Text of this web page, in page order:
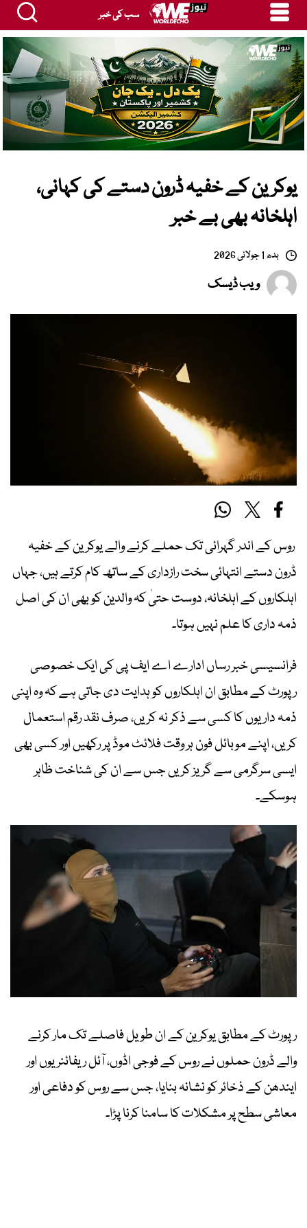
سب کی خبر
یوکرین کے خفیہ ڈرون دستے کی کہانی،
اہلخانہ بھی بے خبر
بدھ 1 جولائی 2026
ویب ڈیسک
روس کے اندر گہرائی تک حملے کرنے والے یوکرین کے خفیہ
ڈرون دستے انتہائی سخت رازداری کے ساتھ کام کرتے ہیں، جہاں
اہلکاروں کے اہلخانہ، دوست حتیٰ کہ والدین کو بھی ان کی اصل
ذمہ داری کا علم نہیں ہوتا۔
فرانسیسی خبر رساں ادارے اے ایف پی کی ایک خصوصی
رپورٹ کے مطابق ان اہلکاروں کو ہدایت دی جاتی ہے کہ وہ اپنی
ذمہ داریوں کا کسی سے ذکر نہ کریں، صرف نقد رقم استعمال
کریں، اپنے موبائل فون ہر وقت فلائٹ موڈ پر رکھیں اور کسی بھی
ایسی سرگرمی سے گریز کریں جس سے ان کی شناخت ظاہر
ہوسکے۔
رپورٹ کے مطابق یوکرین کے ان طویل فاصلے تک مار کرنے
والے ڈرون حملوں نے روس کے فوجی اڈوں، آئل ریفائنریوں اور
ایندھن کے ذخائر کو نشانہ بنایا، جس سے روس کو دفاعی اور
معاشی سطح پر مشکلات کا سامنا کرنا پڑا۔